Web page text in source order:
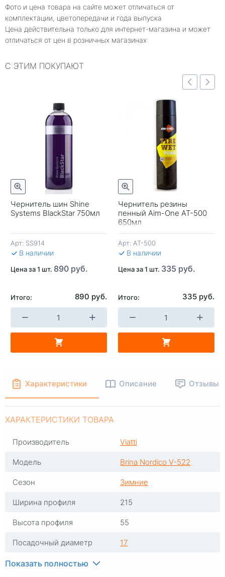
Фото и цена товара на сайте может отличаться от
комплектации, цветопередачи и года выпуска
Цена действительна только для интернет-магазина и может
отличаться от цен в розничных магазинах
С ЭТИМ ПОКУПАЮТ
Чернитель шин Shine
Systems BlackStar 750мл
Арт: SS914
В наличии
Цена за 1 шт. 890 руб.
Итого: 890 руб.
Чернитель резины
пенный Aim-One AT-500
650мл
Арт: AT-500
В наличии
Цена за 1 шт. 335 руб.
Итого: 335 руб.
Быстрый просмотр
-
Быстрый просмотр
Характеристики Описание Отзывы
ХАРАКТЕРИСТИКИ ТОВАРА
Производитель
Viatti
Модель
Brina Nordico V-522
Сезон
Зимние
Ширина профиля
215
Высота профиля
55
Посадочный диаметр
17
Индекс скорости
Показать полностью